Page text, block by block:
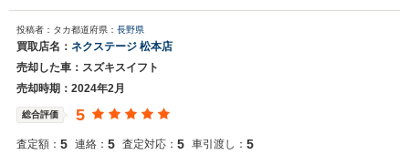
投稿者：タカ都道府県： 長野県
買取店名： ネクステージ 松本店
売却した車：スズキスイフト
売却時期：2024年2月
総合評価 5
査定額： 5 連絡： 5 査定対応： 5 車引渡し： 5